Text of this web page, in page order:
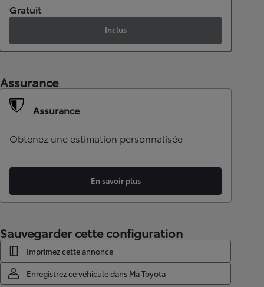
Gratuit
Inclus
Assurance
Assurance
Obtenez une estimation personnalisée
En savoir plus
Sauvegarder cette configuration
Imprimez cette annonce
Enregistrez ce véhicule dans Ma Toyota